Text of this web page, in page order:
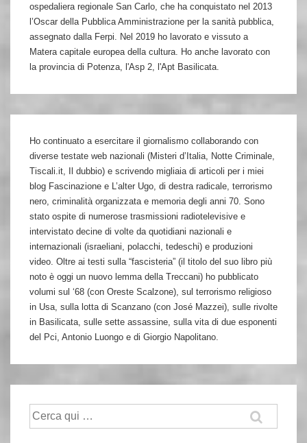
ospedaliera regionale San Carlo, che ha conquistato nel 2013
l’Oscar della Pubblica Amministrazione per la sanità pubblica,
assegnato dalla Ferpi. Nel 2019 ho lavorato e vissuto a
Matera capitale europea della cultura. Ho anche lavorato con
la provincia di Potenza, l'Asp 2, l'Apt Basilicata.
Ho continuato a esercitare il giornalismo collaborando con
diverse testate web nazionali (Misteri d’Italia, Notte Criminale,
Tiscali.it, Il dubbio) e scrivendo migliaia di articoli per i miei
blog Fascinazione e L’alter Ugo, di destra radicale, terrorismo
nero, criminalità organizzata e memoria degli anni 70. Sono
stato ospite di numerose trasmissioni radiotelevisive e
intervistato decine di volte da quotidiani nazionali e
internazionali (israeliani, polacchi, tedeschi) e produzioni
video. Oltre ai testi sulla “fascisteria” (il titolo del suo libro più
noto è oggi un nuovo lemma della Treccani) ho pubblicato
volumi sul ‘68 (con Oreste Scalzone), sul terrorismo religioso
in Usa, sulla lotta di Scanzano (con José Mazzei), sulle rivolte
in Basilicata, sulle sette assassine, sulla vita di due esponenti
del Pci, Antonio Luongo e di Giorgio Napolitano.
Cerca: